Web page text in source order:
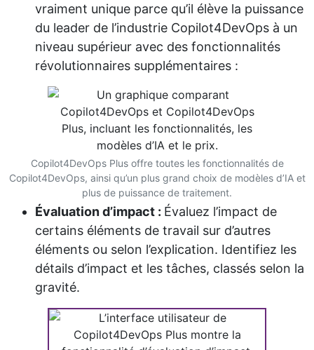
vraiment unique parce qu’il élève la puissance
du leader de l’industrie Copilot4DevOps à un
niveau supérieur avec des fonctionnalités
révolutionnaires supplémentaires :
Copilot4DevOps Plus offre toutes les fonctionnalités de
Copilot4DevOps, ainsi qu’un plus grand choix de modèles d’IA et
plus de puissance de traitement.
Évaluation d’impact : Évaluez l’impact de
certains éléments de travail sur d’autres
éléments ou selon l’explication. Identifiez les
détails d’impact et les tâches, classés selon la
gravité.